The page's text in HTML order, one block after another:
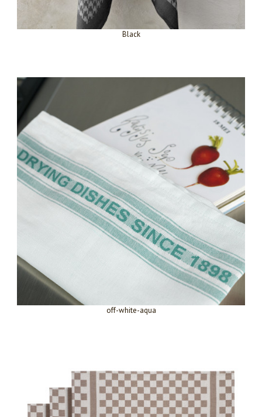
Black
off-white-aqua